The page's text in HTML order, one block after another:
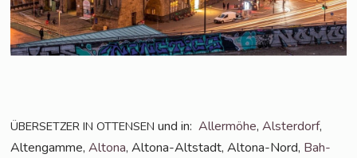
ÜBERSETZER IN OTTENSEN und in:Aller­mö­he,Als­ter­dorf,
Alten­gam­me,Alto­na, Alto­na-Alt­stadt, Alto­na-Nord, Bah­